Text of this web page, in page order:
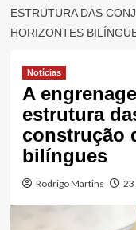
ESTRUTURA DAS
HORIZONTES
Notícias
A
estrutura
construção
bilíngues
Rodrigo Martins 23